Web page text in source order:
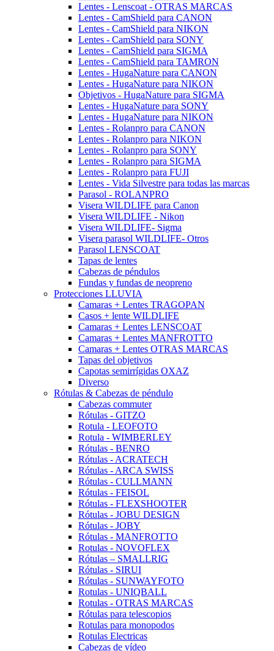
Lentes - Lenscoat - OTRAS MARCAS
Lentes - CamShield para CANON
Lentes - CamShield para NIKON
Lentes - CamShield para SONY
Lentes - CamShield para SIGMA
Lentes - CamShield para TAMRON
Lentes - HugaNature para CANON
Lentes - HugaNature para NIKON
Objetivos - HugaNature para SIGMA
Lentes - HugaNature para SONY
Lentes - HugaNature para NIKON
Lentes - Rolanpro para CANON
Lentes - Rolanpro para NIKON
Lentes - Rolanpro para SONY
Lentes - Rolanpro para SIGMA
Lentes - Rolanpro para FUJI
Lentes - Vida Silvestre para todas las marcas
Parasol - ROLANPRO
Visera WILDLIFE para Canon
Visera WILDLIFE - Nikon
Visera WILDLIFE- Sigma
Visera parasol WILDLIFE- Otros
Parasol LENSCOAT
Tapas de lentes
Cabezas de péndulos
Fundas y fundas de neopreno
Protecciones LLUVIA
Camaras + Lentes TRAGOPAN
Casos + lente WILDLIFE
Camaras + Lentes LENSCOAT
Camaras + Lentes MANFROTTO
Camaras + Lentes OTRAS MARCAS
Tapas del objetivos
Capotas semirrígidas OXAZ
Diverso
Rótulas & Cabezas de péndulo
Cabezas commuter
Rótulas - GITZO
Rotula - LEOFOTO
Rotula - WIMBERLEY
Rótulas - BENRO
Rótulas - ACRATECH
Rótulas - ARCA SWISS
Rótulas - CULLMANN
Rótulas - FEISOL
Rótulas - FLEXSHOOTER
Rótulas - JOBU DESIGN
Rótulas - JOBY
Rótulas - MANFROTTO
Rotulas - NOVOFLEX
Rótulas – SMALLRIG
Rótulas - SIRUI
Rótulas - SUNWAYFOTO
Rotulas - UNIQBALL
Rotulas - OTRAS MARCAS
Rótulas para telescopios
Rotulas para monopodos
Rotulas Electricas
Cabezas de vídeo